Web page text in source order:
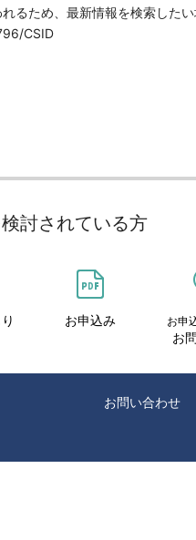
るため、最新情報を検索した
CSID
討されている方
お申込み お申
お
お問い合わせ